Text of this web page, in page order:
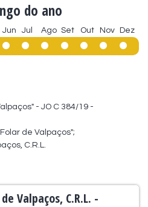
do ano
Jun Jul Ago Set Out Nov Dez
- JO C 384/19 -
de Valpaços";
C.R.L.
Valpaços, C.R.L. -